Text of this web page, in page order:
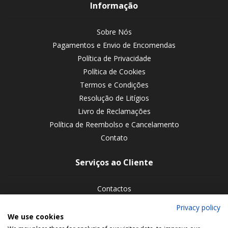
Informação
Sobre Nós
Pagamentos e Envio de Encomendas
Política de Privacidade
Política de Cookies
Termos e Condições
Resolução de Litígios
Livro de Reclamações
Política de Reembolso e Cancelamento
Contato
Serviços ao Cliente
Contactos
Privacy policy
We use cookies